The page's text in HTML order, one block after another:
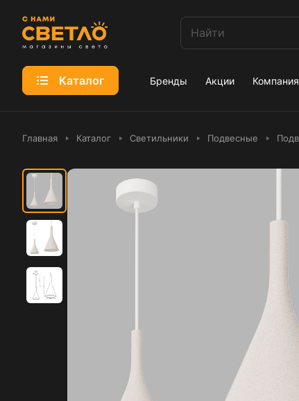
Каталог Бренды Акции Компания
Главная Каталог Светильники Подвесные